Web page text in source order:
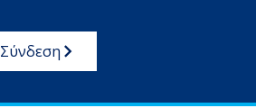
Σύνδεση